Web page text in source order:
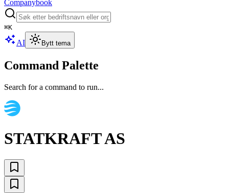
Companybook
⌘K
AI Bytt tema
Command Palette
Search for a command to run...
STATKRAFT AS